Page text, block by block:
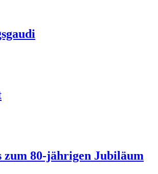
zum 80-jährigen Jubiläum